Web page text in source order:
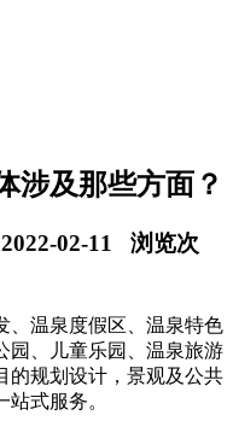
涉及那些方面？
02-11 浏览次
、温泉度假区、温泉特色
园、儿童乐园、温泉旅游
的规划设计，景观及公共
式服务。